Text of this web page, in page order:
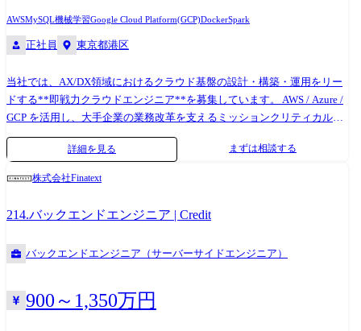
の業務システム開発経験がある方を歓迎します) 【プロジェクト例】 ■大
手エネルギー企業様 物件登録業務を自動化。 紙ベースの資料をデータ化
ー様 これまで手作業で行っていた精算レポートの作成業務、与信管理業
務における事務作業を自動化し、業務効率化に成功。 ■大手エンタメ企
業様 各店舗からの受発注業務百貨店、各店舗への商品卸しに伴う、出
荷・在庫管理を自動化し、情報共有を円滑化。 ■大手ホテルグループ様
OCRを用いた配送伝票の取込みおよび、管理システムへの登録作業の自
AWSMySQL機械学習Google Cloud Platform(GCP)DockerSpark
正社員 東京都港区
当社では、AX/DX領域におけるクラウド基盤の設計・構築・運用をリー
ドする**即戦力クラウドエンジニア**を募集しています。 AWS / Azure /
GCP を活用し、大手企業の業務改革を支えるミッションクリティカルな
システムの構築に携わります。 単なるインフラ構築ではなく、アーキテ
クチャ設計・技術選定・DevOps推進まで裁量を持って関われるポジショ
ンです。 業界問わず企業の業務改善を担うAX/DX業務においてDevOps環
計 ・クラウド移行戦略策定 ・マルチクラウド環境設計 ・クラウドネイ
ティブアーキテクチャ設計 ・AI/データ活用基盤設計 ・システム構成最
適化 ● クラウドインフラ構築 ・クラウド環境構築 ・ネットワーク設計
基盤構築 ● DevOps・自動化推進 ・Infrastructure as Code(IaC)導入 ・
CI/CDパイプライン構築 ・GitOps環境構築 ・自動テスト環境整備 ・運用
詳細を見る まずは相談する
株式会社Finatext
214.バックエンドエンジニア | Credit
バックエンドエンジニア（サーバーサイドエンジニア）
900～1,350万円